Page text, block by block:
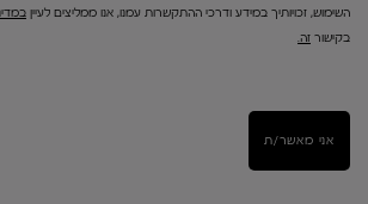
השימוש, זכויותיך במידע ודרכי ההתקשרות עמנו, אנו ממליצים לעיין
בקישור זה.
אני מאשר/ת